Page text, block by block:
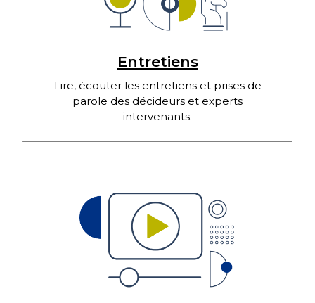
Entretiens
Lire, écouter les entretiens et prises de
parole des décideurs et experts
intervenants.